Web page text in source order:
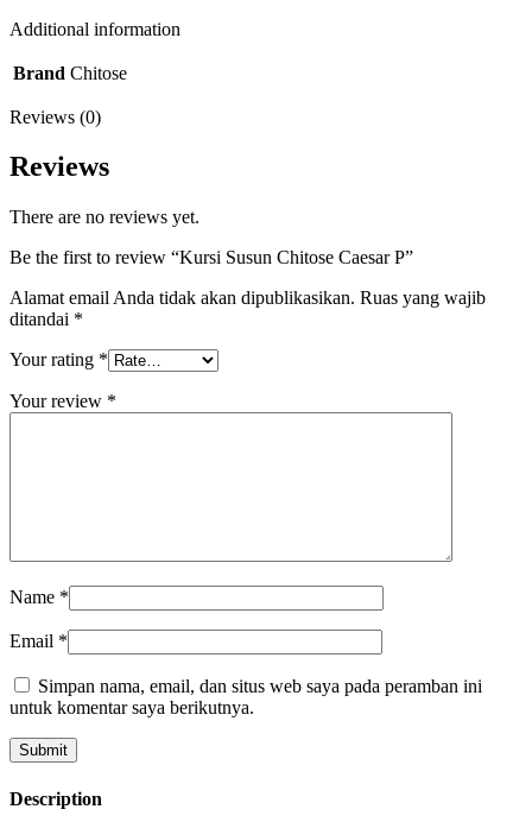
Additional information
Brand Chitose
Reviews (0)
Reviews
There are no reviews yet.
Be the first to review “Kursi Susun Chitose Caesar P”
Alamat email Anda tidak akan dipublikasikan. Ruas yang wajib
ditandai *
Your rating *
Your review *
Name *
Email *
Simpan nama, email, dan situs web saya pada peramban ini
untuk komentar saya berikutnya.
Description